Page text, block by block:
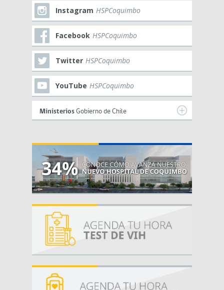
Instagram HSPCoquimbo
Facebook HSPCoquimbo
Twitter HSPCoquimbo
YouTube HSPCoquimbo
Ministerios Gobierno de Chile